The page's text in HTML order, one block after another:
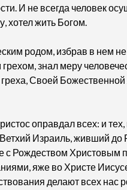
И не всегда человек
хотел жить Богом.
родом, избрав в нем
знал меру
Своей
оправдал всех: и
Ветхий Израиль, живший
с Рождеством Христовым
яже во Христе
делают всех нас